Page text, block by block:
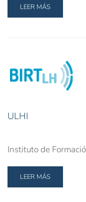
LEER MÁS
ULHI
Instituto de
LEER MÁS